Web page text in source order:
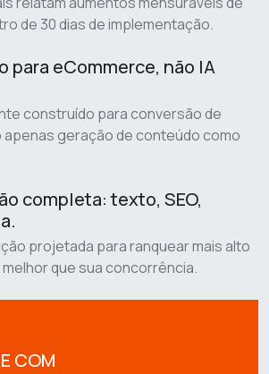
de 30 dias de implementação.
para eCommerce, não IA
construído para conversão de
apenas geração de conteúdo como
completa: texto, SEO,
projetada para ranquear mais alto
que sua concorrência.
COM